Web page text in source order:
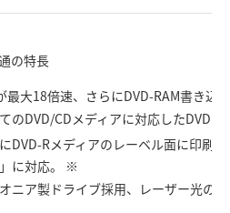
の特長
大18倍速、さらにDVD-RAM書き込
のDVD/CDメディアに対応したDVDス
DVD-Rメディアのレーベル面に印刷
に対応。 ※
ニア製ドライブ採用、レーザー光の